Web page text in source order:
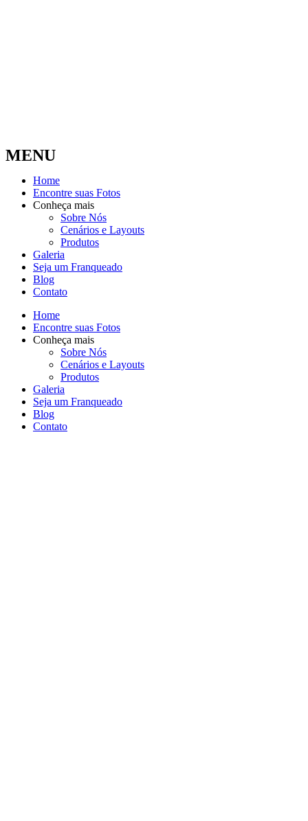
MENU
Home
Encontre suas Fotos
Conheça mais
Sobre Nós
Cenários e Layouts
Produtos
Galeria
Seja um Franqueado
Blog
Contato
Home
Encontre suas Fotos
Conheça mais
Sobre Nós
Cenários e Layouts
Produtos
Galeria
Seja um Franqueado
Blog
Contato